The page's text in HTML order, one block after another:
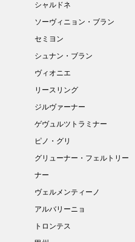
シャルドネ
ソーヴィニョン・ブラン
セミヨン
シュナン・ブラン
ヴィオニエ
リースリング
ジルヴァーナー
ゲヴュルツトラミナー
ピノ・グリ
グリューナー・フェルトリー
ナー
ヴェルメンティーノ
アルバリーニョ
トロンテス